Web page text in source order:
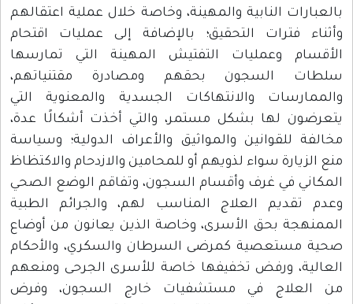
النابية والمهينة، وخاصة خلال عملية اعتقالهم
فترات التحقيق؛ بالإضافة إلى عمليات اقتحام
وعمليات التفتيش المهينة التي تمارسها
السجون بحقهم ومصادرة مقتنياتهم،
والانتهاكات الجسدية والمعنوية التي
لها بشكل مستمر، والتي أخذت أشكالًا عدة،
للقوانين والمواثيق والأعراف الدولية؛ وسياسة
الزيارة سواء لذويهم أو للمحامين والازدحام والاكتظاظ
في غرف وأقسام السجون، وتفاقم الوضع الصحي
تقديم العلاج المناسب لهم، والجرائم الطبية
بحق الأسرى، وخاصة الذين يعانون من أوضاع
مستعصية كمرضى السرطان والسكري، والأحكام
ورفض تخفيفها خاصة للأسرى الجرحى ومنعهم
العلاج في مستشفيات خارج السجون، وفرض